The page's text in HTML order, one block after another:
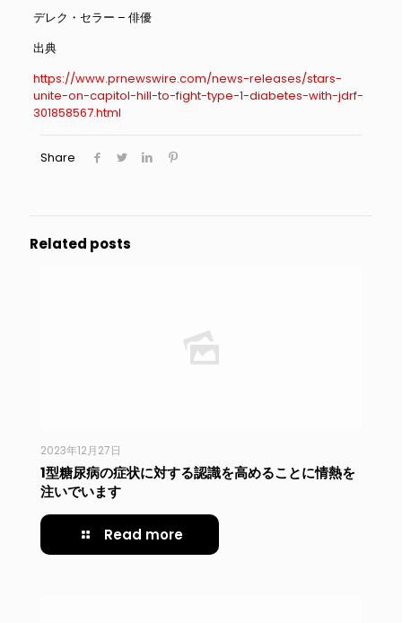
デレク・セラー – 俳優
出典
https://www.prnewswire.com/news-releases/stars-
unite-on-capitol-hill-to-fight-type-1-diabetes-with-jdrf-
301858567.html
Share
Related posts
2023年12月27日
1型糖尿病の症状に対する認識を高めることに情熱を
注いでいます
Read more